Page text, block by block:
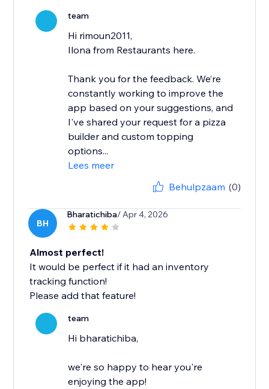
team
Hi rimoun2011,
Ilona from Restaurants here.
Thank you for the feedback. We’re
constantly working to improve the
app based on your suggestions, and
I've shared your request for a pizza
builder and custom topping
options...
Lees meer
Behulpzaam (0)
BH
Bharatichiba/ Apr 4, 2026
Almost perfect!
It would be perfect if it had an inventory
tracking function!
Please add that feature!
team
Hi bharatichiba,
we're so happy to hear you're
enjoying the app!